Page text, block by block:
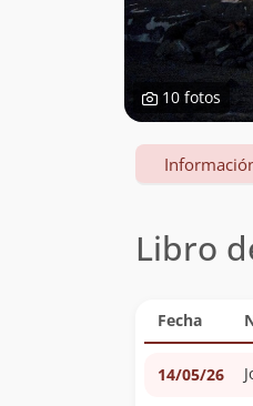
10 fotos
Libro
Fecha
14/05/26